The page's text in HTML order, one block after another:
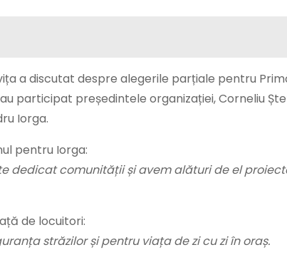
a discutat despre alegerile parțiale pentru
participat președintele organizației, Corneliu
Iorga.
pentru Iorga:
dedicat comunității și avem alături de el
de locuitori:
străzilor și pentru viața de zi cu zi în oraș.